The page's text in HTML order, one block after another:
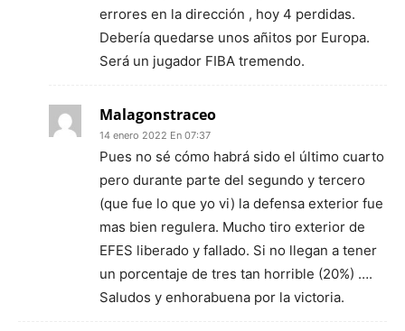
errores en la dirección , hoy 4 perdidas.
Debería quedarse unos añitos por Europa.
Será un jugador FIBA tremendo.
Malagonstraceo
14 enero 2022 En 07:37
Pues no sé cómo habrá sido el último cuarto
pero durante parte del segundo y tercero
(que fue lo que yo vi) la defensa exterior fue
mas bien regulera. Mucho tiro exterior de
EFES liberado y fallado. Si no llegan a tener
un porcentaje de tres tan horrible (20%) ….
Saludos y enhorabuena por la victoria.